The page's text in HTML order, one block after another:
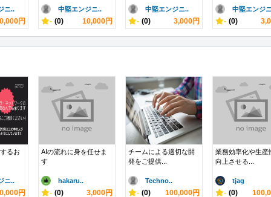
ニ..
円
中堅エンジニ..
- (0) 10,000円
中堅エンジニ..
- (0) 3,000円
中堅エンジ
- (0)
るお
ニ..
円
AIの流れに身を任せま
す
hakaru..
- (0) 3,000円
チームによる適切な開
発をご提供...
Techno..
- (0) 100,000円
業務効率化や生産
向上させる...
tjag
- (0)